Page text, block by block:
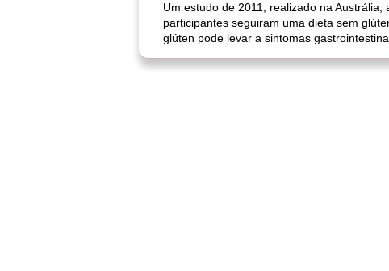
Um estudo de 2011, realizado na
participantes seguiram uma dieta sem
glúten pode levar a sintomas